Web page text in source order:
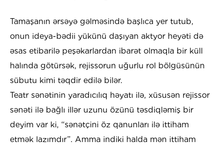
Tamaşanın ərsəyə gəlməsində başlıca yer tutub,
onun ideya-bədii yükünü daşıyan aktyor heyəti də
əsas etibarilə peşəkarlardan ibarət olmaqla bir küll
halında götürsək, rejissorun uğurlu rol bölgüsünün
sübutu kimi təqdir edilə bilər.
Teatr sənətinin yaradıcılıq həyatı ilə, xüsusən rejissor
sənəti ilə bağlı illər uzunu özünü təsdiqləmiş bir
deyim var ki, “sənətçini öz qanunları ilə ittiham
etmək lazımdır”. Amma indiki halda mən ittiham